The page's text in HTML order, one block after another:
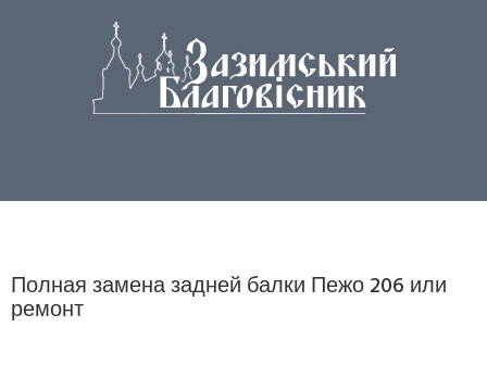
Полная замена задней балки Пежо 206 или
ремонт